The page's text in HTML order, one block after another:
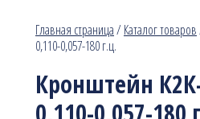
Главная страница/Каталог товаров
0,110-0,057-180 г.ц.
Кронштейн